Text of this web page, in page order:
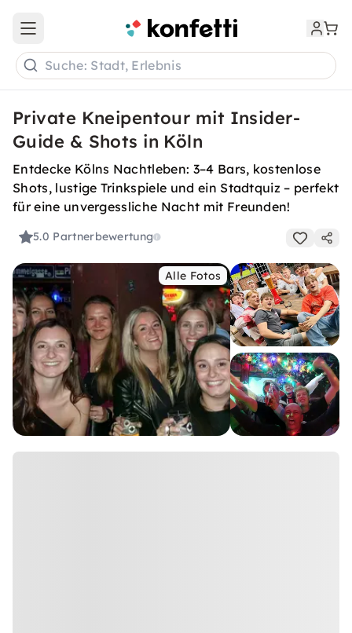
Open main menu
Suche: Stadt, Erlebnis
Private Kneipentour mit Insider-
Guide & Shots in Köln
Entdecke Kölns Nachtleben: 3–4 Bars, kostenlose
Shots, lustige Trinkspiele und ein Stadtquiz – perfekt
für eine unvergessliche Nacht mit Freunden!
5.0 Partnerbewertung
Alle Fotos